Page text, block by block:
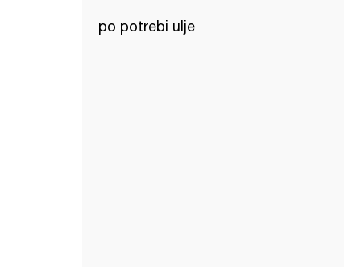
po potrebi ulje